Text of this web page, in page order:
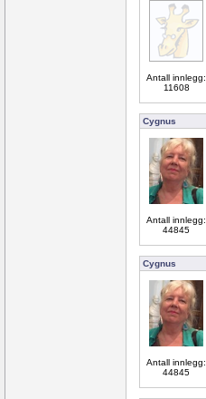
Antall innlegg:
11608
Cygnus
Antall innlegg:
44845
Cygnus
Antall innlegg:
44845